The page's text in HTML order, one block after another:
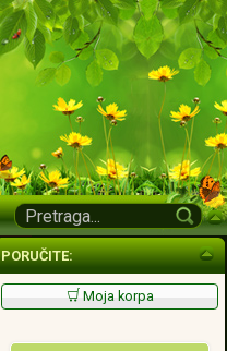
PORUČITE:
Moja korpa